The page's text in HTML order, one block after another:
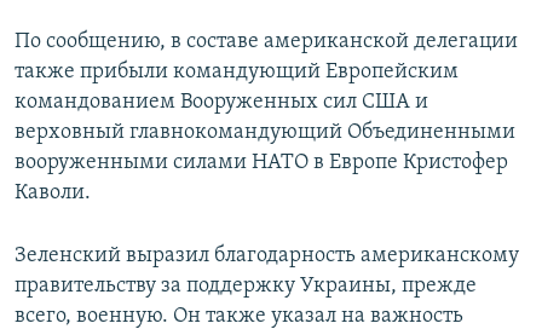
КРЫМ.НЕПОКОРЕННЫЙ
ELIFBE
УКРАИНСКАЯ ПРОБЛЕМА КРЫМА
Все сайты RFE/RL
По сообщению, в составе американской делегации
также прибыли командующий Европейским
командованием Вооруженных сил США и
верховный главнокомандующий Объединенными
вооруженными силами НАТО в Европе Кристофер
Каволи.
Зеленский выразил благодарность американскому
правительству за поддержку Украины, прежде
всего, военную. Он также указал на важность